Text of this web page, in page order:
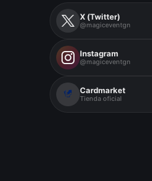
X (Twitter)
@magiceventgn
Instagram
@magiceventgn
Cardmarket
Tienda oficial